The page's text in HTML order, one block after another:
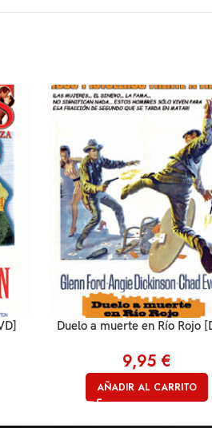
Duelo a muerte en Río Rojo
9,95 €
AÑADIR AL CARRITO